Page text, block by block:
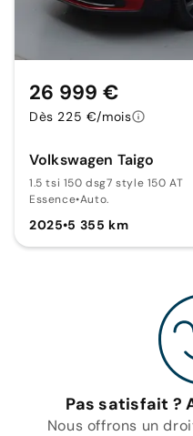
Volkswagen Taigo
1.5 tsi 150 dsg7 style 150 AT
Essence•Auto.
2025•5 355 km
26 999 €
Dès 225 €/mois
Pas satisfait ?
Nous offrons un